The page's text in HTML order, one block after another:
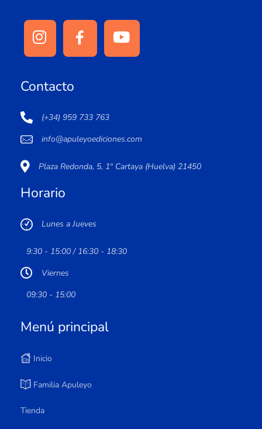
Contacto
(+34) 959 733 763
info@apuleyoediciones.com
Plaza Redonda, 5, 1º Cartaya (Huelva) 21450
Horario
Lunes a Jueves
9:30 - 15:00 / 16:30 - 18:30
Viernes
09:30 - 15:00
Menú principal
Inicio
Familia Apuleyo
Tienda